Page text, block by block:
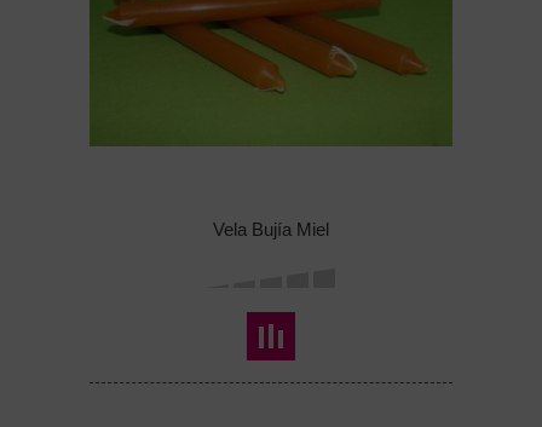
Vela Bujía Miel